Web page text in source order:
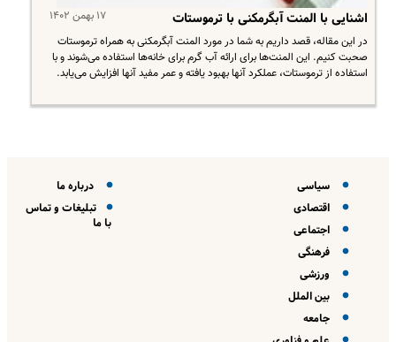
۱۷ بهمن ۱۴۰۲ اشنایی با المنت آبگرمکنی با ترموستات
در این مقاله، قصد داریم به شما در مورد المنت آبگرمکنی به همراه ترموستات
صحبت کنیم. این المنت‌ها برای ارائه آب گرم برای خانه‌ها استفاده می‌شوند و با
استفاده از ترموستات، عملکرد آنها بهبود یافته و عمر مفید آنها افزایش می‌یابد.
سیاسی
اقتصادی
اجتماعی
فرهنگی
ورزشی
بین الملل
جامعه
درباره ما
تبلیغات و تماس
با ما